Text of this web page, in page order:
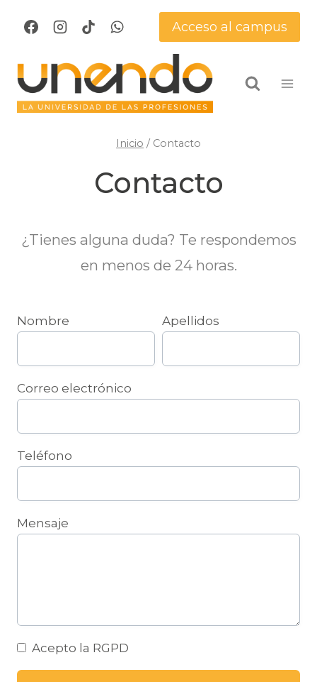
Acceso al campus
Inicio / Contacto
Contacto
¿Tienes alguna duda? Te respondemos
en menos de 24 horas.
Nombre Apellidos
Correo electrónico
Teléfono
Mensaje
Acepto la RGPD